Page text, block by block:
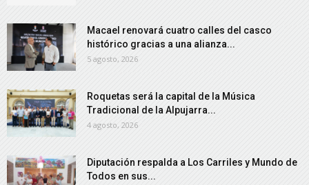
Macael renovará cuatro calles del casco
histórico gracias a una alianza...
5 agosto, 2026
Roquetas será la capital de la Música
Tradicional de la Alpujarra...
4 agosto, 2026
Diputación respalda a Los Carriles y Mundo de
Todos en sus...